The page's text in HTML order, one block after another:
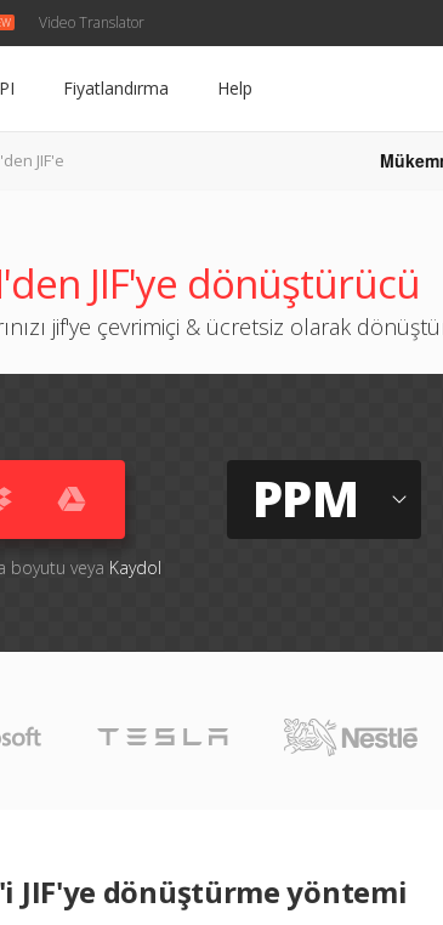
Video Translator
Fiyatlandırma Help
JIF'e
JIF'ye dönüştürücü
jif'ye çevrimiçi & ücretsiz olarak
boyutu veya Kaydol
PPM
JIF'ye dönüştürme yöntemi